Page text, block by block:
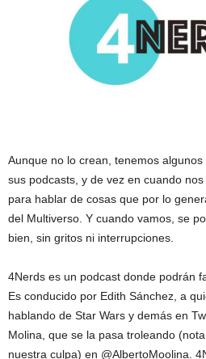
Aunque no lo crean, tenemos
sus podcasts, y de vez en cuando
para hablar de cosas que por lo
del Multiverso. Y cuando vamos, se
bien, sin gritos ni interrupciones.
4Nerds es un podcast donde podrán
Es conducido por Edith Sánchez, a
hablando de Star Wars y demás en
Molina, que se la pasa troleando
nuestra culpa) en @AlbertoMoolina.